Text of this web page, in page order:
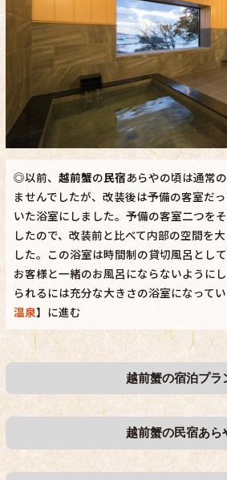
◎以前、 越前蟹の民宿あらやの頃は通常
ませんでしたが、改装後は予備の客室だ
いた浴室にしました。予備の客室二つを
したので、改装前と比べて内部の空間を
した。この浴室は時間制の貸切風呂とし
お客様と一緒のお風呂にならないように
られるには充分な大きさの浴室になって
温泉】に進む
越前蟹の宿泊プラ
越前蟹の民宿あら